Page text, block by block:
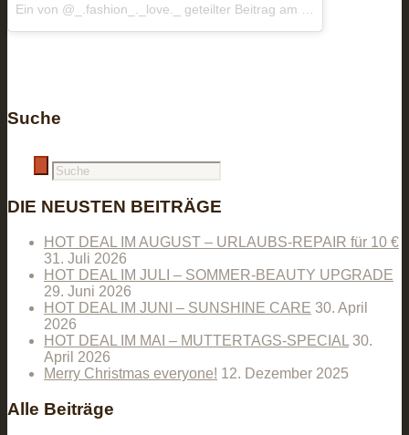
Ein von @_.fashion_._love._ geteilter Beitrag am
Suche
DIE NEUSTEN BEITRÄGE
HOT DEAL IM AUGUST – URLAUBS-REPAIR für 10 €
31. Juli 2026
HOT DEAL IM JULI – SOMMER-BEAUTY UPGRADE
29. Juni 2026
HOT DEAL IM JUNI – SUNSHINE CARE 30. April
2026
HOT DEAL IM MAI – MUTTERTAGS-SPECIAL 30.
April 2026
Merry Christmas everyone! 12. Dezember 2025
Alle Beiträge